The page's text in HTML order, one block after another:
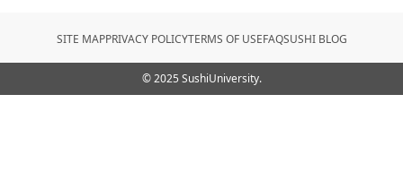
SITE MAPPRIVACY POLICYTERMS OF USEFAQSUSHI BLOG
© 2025 SushiUniversity.